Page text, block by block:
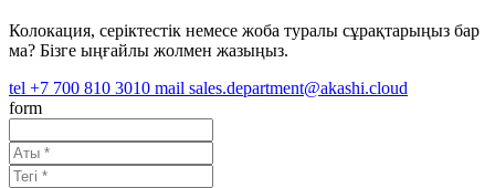
Колокация, серіктестік немесе жоба туралы сұрақтарыңыз бар
ма? Бізге ыңғайлы жолмен жазыңыз.
tel +7 700 810 3010 mail sales.department@akashi.cloud
form